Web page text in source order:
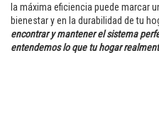
la máxima eficiencia puede marcar
bienestar y en la durabilidad de tu
encontrar y mantener el sistema
entendemos lo que tu hogar